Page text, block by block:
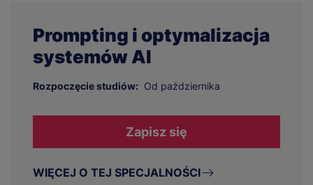
Prompting i optymalizacja
systemów AI
Rozpoczęcie studiów: Od października
Zapisz się
WIĘCEJ O TEJ SPECJALNOŚCI